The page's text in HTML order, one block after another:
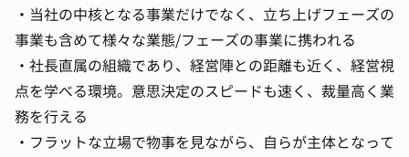
・当社の中核となる事業だけでなく、立ち上げフェーズの
事業も含めて様々な業態/フェーズの事業に携われる
・社長直属の組織であり、経営陣との距離も近く、経営視
点を学べる環境。意思決定のスピードも速く、裁量高く業
務を行える
・フラットな立場で物事を見ながら、自らが主体となって